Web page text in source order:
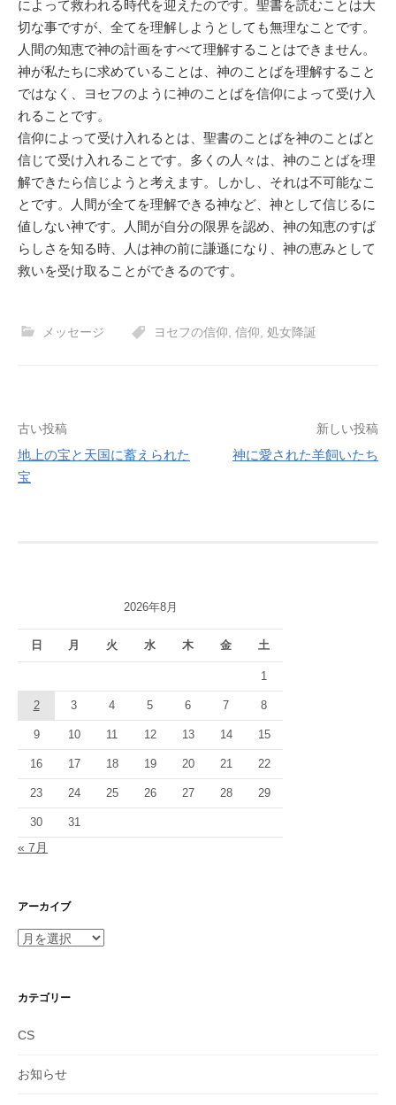
によって救われる時代を迎えたのです。聖書を読むことは大
切な事ですが、全てを理解しようとしても無理なことです。
人間の知恵で神の計画をすべて理解することはできません。
神が私たちに求めていることは、神のことばを理解すること
ではなく、ヨセフのように神のことばを信仰によって受け入
れることです。
信仰によって受け入れるとは、聖書のことばを神のことばと
信じて受け入れることです。多くの人々は、神のことばを理
解できたら信じようと考えます。しかし、それは不可能なこ
とです。人間が全てを理解できる神など、神として信じるに
値しない神です。人間が自分の限界を認め、神の知恵のすば
らしさを知る時、人は神の前に謙遜になり、神の恵みとして
救いを受け取ることができるのです。
メッセージ ヨセフの信仰 信仰 処女降誕
投
稿
シ
ョ
ン
古い投稿
地上の宝と天国に蓄えられた
宝
新しい投稿
神に愛された羊飼いたち
2026年8月
日 月 火 水 木 金 土
1
2 3 4 5 6 7 8
9 10 11 12 13 14 15
16 17 18 19 20 21 22
23 24 25 26 27 28 29
30 31
« 7月
アーカイブ
ア
イ
カテゴリー
CS
お知らせ